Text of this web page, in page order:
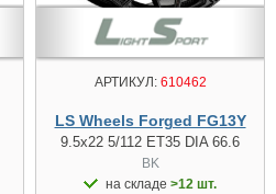
АРТИКУЛ:610462
LS Wheels Forged FG13Y
9.5x22 5/112 ET35 DIA 66.6
BK
на складе >12 шт.